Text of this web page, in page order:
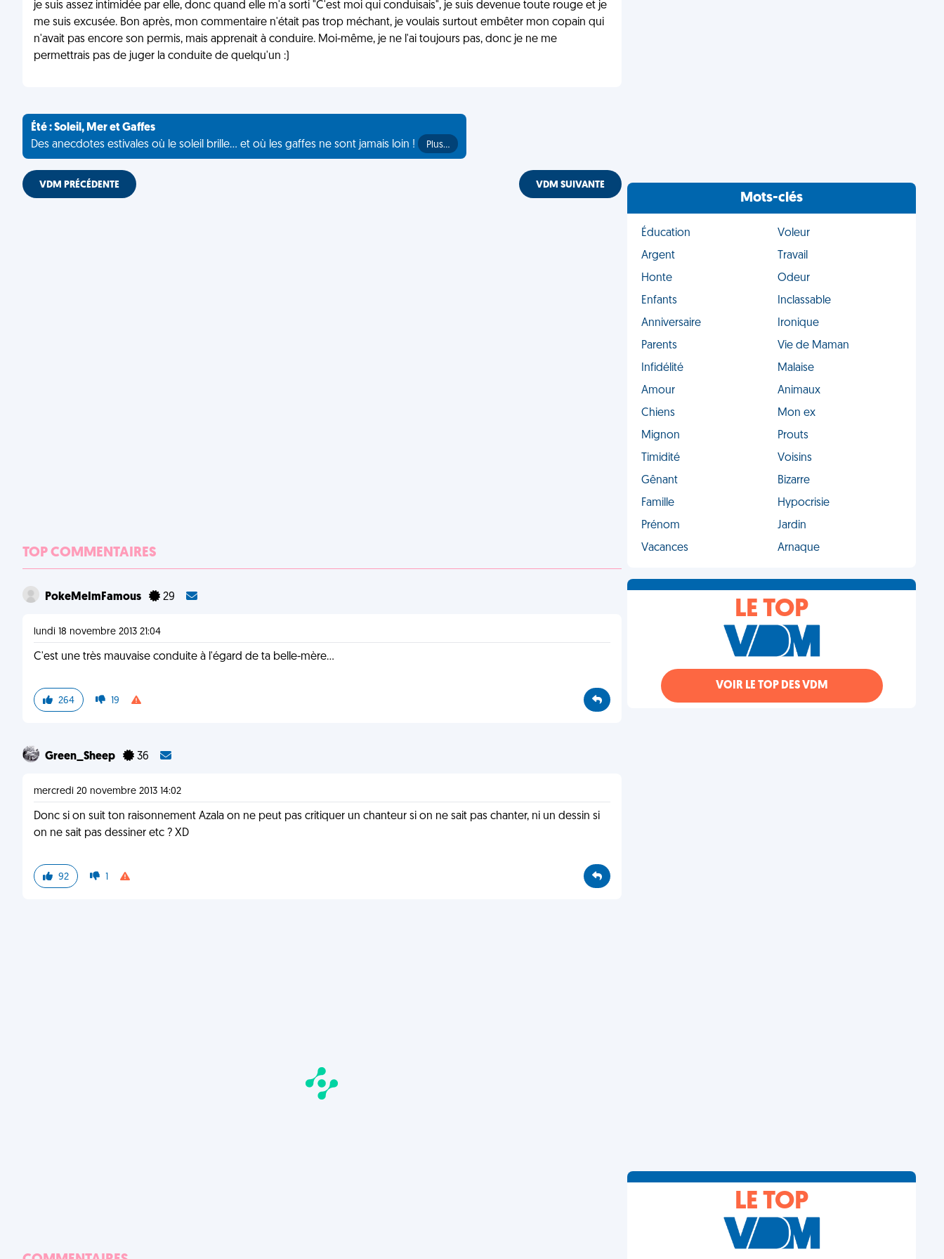
je suis assez intimidée par elle, donc quand elle m'a sorti "C'est moi qui conduisais", je suis devenue toute rouge et je
me suis excusée. Bon après, mon commentaire n'était pas trop méchant, je voulais surtout embêter mon copain qui
n'avait pas encore son permis, mais apprenait à conduire. Moi-même, je ne l'ai toujours pas, donc je ne me
permettrais pas de juger la conduite de quelqu'un :)
Été : Soleil, Mer et Gaffes
Des anecdotes estivales où le soleil brille... et où les gaffes ne sont jamais loin !
Plus…
VDM PRÉCÉDENTE VDM SUIVANTE
TOP COMMENTAIRES
PokeMeImFamous 29
lundi 18 novembre 2013 21:04
C'est une très mauvaise conduite à l'égard de ta belle-mère...
264 19
Green_Sheep 36
mercredi 20 novembre 2013 14:02
Donc si on suit ton raisonnement Azala on ne peut pas critiquer un chanteur si on ne sait pas chanter, ni un dessin si
on ne sait pas dessiner etc ? XD
92 1
Mots-clés
Éducation
Voleur
Argent
Travail
Honte
Odeur
Enfants
Inclassable
Anniversaire
Ironique
Parents
Vie de Maman
Infidélité
Malaise
Amour
Animaux
Chiens
Mon ex
Mignon
Prouts
Timidité
Voisins
Gênant
Bizarre
Famille
Hypocrisie
Prénom
Jardin
Vacances
Arnaque
LE TOP
VOIR LE TOP DES VDM
LE TOP